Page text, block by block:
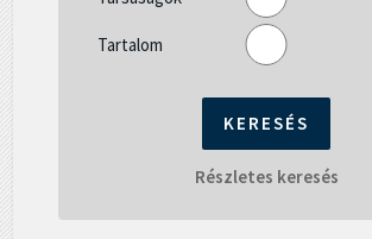
Tartalom
Részletes keresés